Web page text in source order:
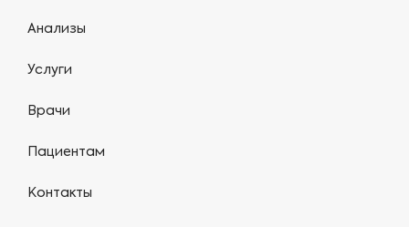
Анализы
Услуги
Врачи
Пациентам
Контакты